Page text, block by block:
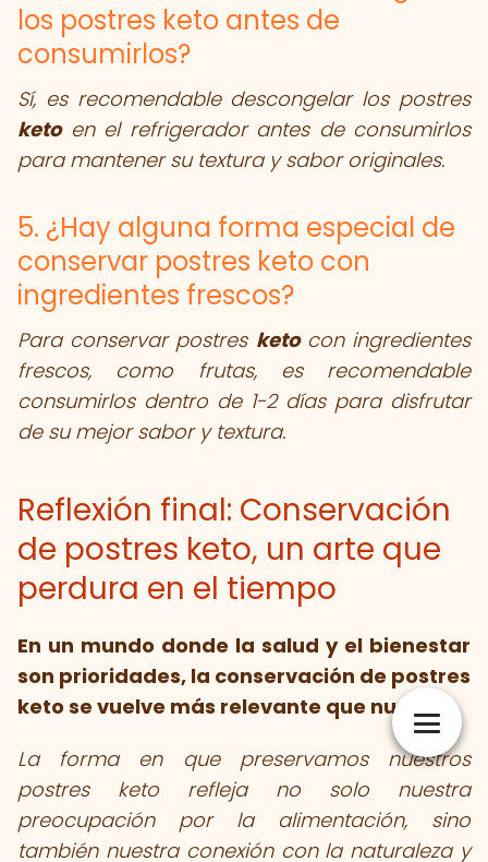
los postres keto antes de
consumirlos?
Sí, es recomendable descongelar los postres
ketoen el refrigerador antes de consumirlos
para mantener su textura y sabor originales.
5. ¿Hay alguna forma especial de
conservar postres keto con
ingredientes frescos?
Para conservar postres ketocon ingredientes
frescos, como frutas, es recomendable
consumirlos dentro de 1-2 días para disfrutar
de su mejor sabor y textura.
Reflexión final: Conservación
de postres keto, un arte que
perdura en el tiempo
En un mundo donde la salud y el bienestar
son prioridades, la conservación de postres
keto se vuelve más relevante que nunca.
La forma en que preservamos nuestros
postres keto refleja no solo nuestra
preocupación por la alimentación, sino
también nuestra conexión con la naturaleza y